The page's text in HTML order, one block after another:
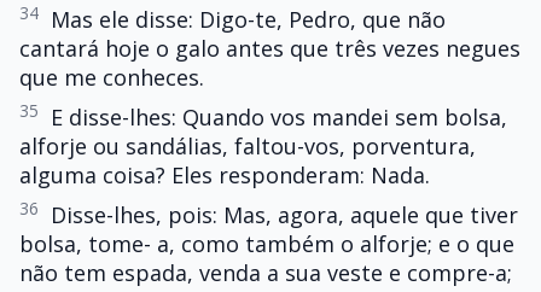
34
Mas ele disse: Digo-te, Pedro, que não
cantará hoje o galo antes que três vezes negues
que me conheces.
35
E disse-lhes: Quando vos mandei sem bolsa,
alforje ou sandálias, faltou-vos, porventura,
alguma coisa? Eles responderam: Nada.
36
Disse-lhes, pois: Mas, agora, aquele que tiver
bolsa, tome- a, como também o alforje; e o que
não tem espada, venda a sua veste e compre-a;